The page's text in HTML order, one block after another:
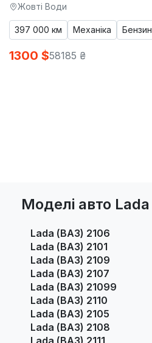
Жовті Води
397 000 км Механіка
1300 $58185 ₴
Моделі авто
Lada (ВАЗ) 2106
Lada (ВАЗ) 2101
Lada (ВАЗ) 2109
Lada (ВАЗ) 2107
Lada (ВАЗ) 21099
Lada (ВАЗ) 2110
Lada (ВАЗ) 2105
Lada (ВАЗ) 2108
Lada (ВАЗ) 2111